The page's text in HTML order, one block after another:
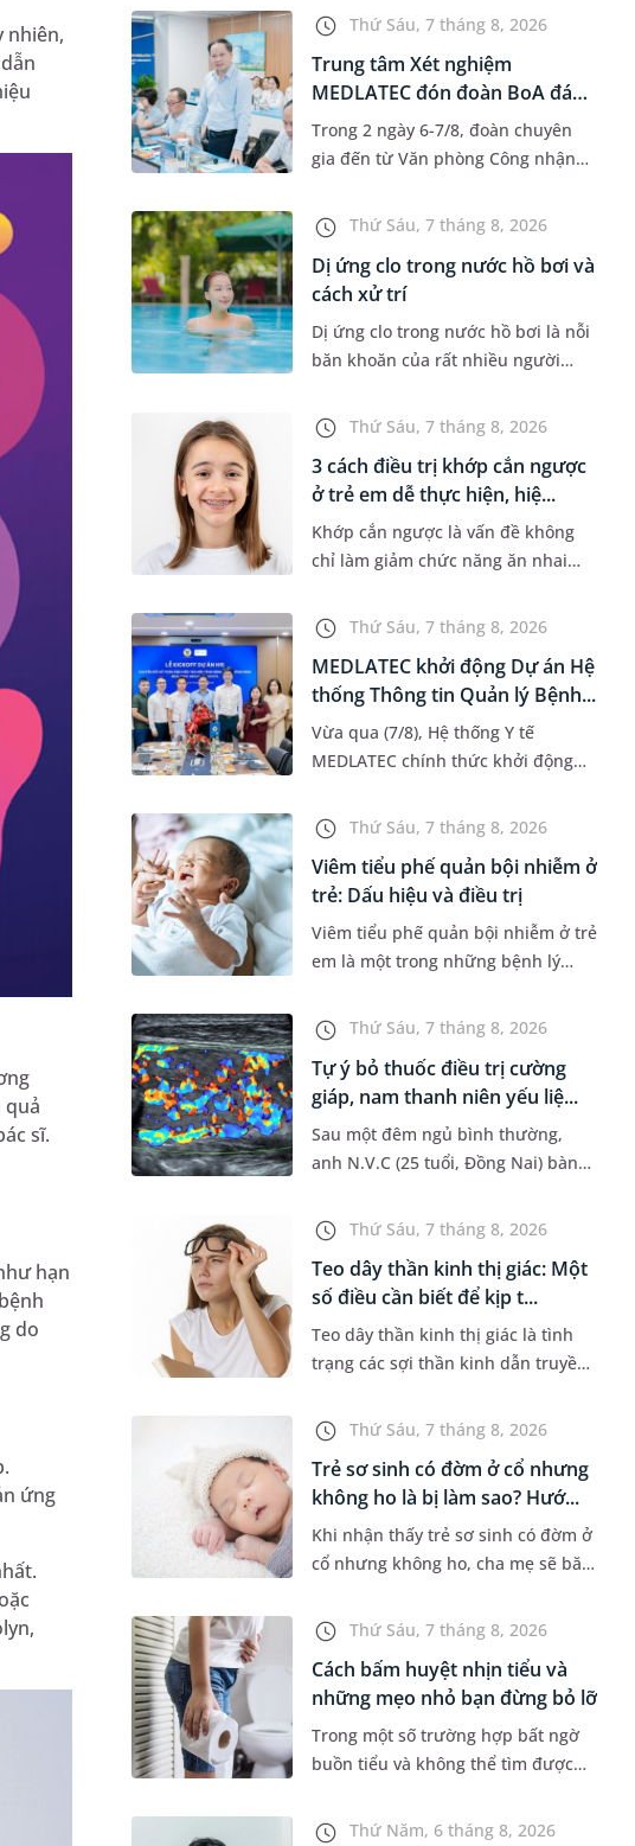
nhiên,
quả
sĩ.
hạn
do
ứng
Thứ Sáu, 7 tháng 8, 2026
Trung tâm Xét nghiệm
MEDLATEC đón đoàn BoA đánh
giá giám...
Trong 2 ngày 6-7/8, đoàn chuyên
gia đến từ Văn phòng Công nhận
nhận và đánh giá cao nỗ lực duy trì
hệ thống quản lý chất lượ...
Thứ Sáu, 7 tháng 8, 2026
Dị ứng clo trong nước hồ bơi và
cách xử trí
Dị ứng clo trong nước hồ bơi là nỗi
băn khoăn của rất nhiều người
trường hợp thường xuyên bơi ở
những hồ bơi nhân tạo. Bài v...
Thứ Sáu, 7 tháng 8, 2026
3 cách điều trị khớp cắn ngược
ở trẻ em dễ thực hiện, hiệ...
Khớp cắn ngược là vấn đề không
chỉ làm giảm chức năng ăn nhai
đối của khuôn mặt. Do đó, cần khắc
phục sớm tình trạng này để...
Thứ Sáu, 7 tháng 8, 2026
MEDLATEC khởi động Dự án Hệ
thống Thông tin Quản lý Bệnh...
Vừa qua (7/8), Hệ thống Y tế
MEDLATEC chính thức khởi động
Bệnh viện (HIS - Hospital
Information System) giai đoạn mới.
Dự á...
Thứ Sáu, 7 tháng 8, 2026
Viêm tiểu phế quản bội nhiễm ở
trẻ: Dấu hiệu và điều trị
Viêm tiểu phế quản bội nhiễm ở trẻ
em là một trong những bệnh lý
bùng phát vào thời điểm giao mùa.
Khi những tổn thương ban đầ...
Thứ Sáu, 7 tháng 8, 2026
Tự ý bỏ thuốc điều trị cường
giáp, nam thanh niên yếu liệ...
Sau một đêm ngủ bình thường,
anh N.V.C (25 tuổi, Đồng Nai) bàng
không thể vận động đi lại được. Kết
quả thăm khám tại Phòng...
Thứ Sáu, 7 tháng 8, 2026
Teo dây thần kinh thị giác: Một
số điều cần biết để kịp t...
Teo dây thần kinh thị giác là tình
trạng các sợi thần kinh dẫn truyền
thương và dần mất đi chức năng
hoạt động. Nếu điều trị m...
Thứ Sáu, 7 tháng 8, 2026
Trẻ sơ sinh có đờm ở cổ nhưng
không ho là bị làm sao? Hướ...
Khi nhận thấy trẻ sơ sinh có đờm ở
cổ nhưng không ho, cha mẹ sẽ băn
đường hô hấp hay không. Những
chia sẻ dưới đây sẽ giúp ch...
Thứ Sáu, 7 tháng 8, 2026
Cách bấm huyệt nhịn tiểu và
những mẹo nhỏ bạn đừng bỏ lỡ
Trong một số trường hợp bất ngờ
buồn tiểu và không thể tìm được
dụng phương pháp bấm huyệt
Thứ Năm, 6 tháng 8, 2026